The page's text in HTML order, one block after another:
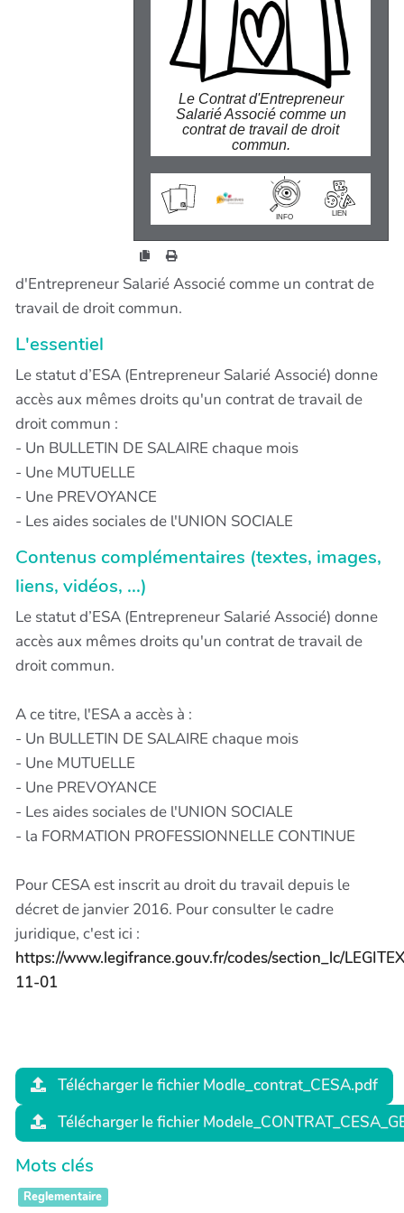
Le Contrat d'Entrepreneur
Salarié Associé comme un
contrat de travail de droit
commun.
INFO
LIEN
- Les aides sociales de l'UNION SOCIALE
wiki.perspectives.coop/?
CesA
d'Entrepreneur Salarié Associé comme un contrat de
travail de droit commun.
L'essentiel
Le statut d’ESA (Entrepreneur Salarié Associé) donne
accès aux mêmes droits qu'un contrat de travail de
droit commun :
- Un BULLETIN DE SALAIRE chaque mois
- Une MUTUELLE
- Une PREVOYANCE
- Les aides sociales de l'UNION SOCIALE
Contenus complémentaires (textes, images,
liens, vidéos, ...)
Le statut d’ESA (Entrepreneur Salarié Associé) donne
accès aux mêmes droits qu'un contrat de travail de
droit commun.
A ce titre, l'ESA a accès à :
- Un BULLETIN DE SALAIRE chaque mois
- Une MUTUELLE
- Une PREVOYANCE
- Les aides sociales de l'UNION SOCIALE
- la FORMATION PROFESSIONNELLE CONTINUE
Pour CESA est inscrit au droit du travail depuis le
décret de janvier 2016. Pour consulter le cadre
juridique, c'est ici :
https://www.legifrance.gouv.fr/codes/section_lc/
11-01
Télécharger le fichier Modle_contrat_CESA.pdf
Télécharger le fichier
Mots clés
Reglementaire